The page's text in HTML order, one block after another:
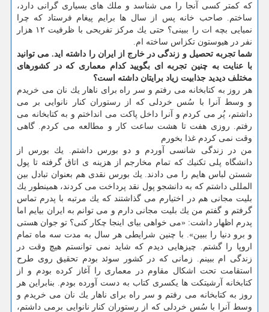
كه كمتر كسی آنجا را می شناسد و ملك های بسیاری گرانی دارد،
ساختم. صاحب خانه پس از سال ها برایم پیغام فرستاد كه چرا
نمیایی بچه ات را ببینی؟ حتی یك مركز تفریحی با ظرفیت ۱۲ هزار
نفر در هیوستون تكزاس ساخته ام.
شما تجربه تحصیل و زندگی در خارج از ایران را داشته اید. می توانید
با عنایت به چنین تجربه ای بگویید كدام معماری كه در كشورهای
مختلف دیدید جذابیت زیاد برایتان داشته است؟
هر روز به كتابخانه می رفتم و سر راه برای ناهار یك نان می خریدم
و وسط آنرا با سُس خردلی كه از رستوران كنار نانوایی بر می
داشتم، پُر می كردم و آنرا داخل پاكت می انداختم و به كتابخانه می
رفتم. روزی هفت تا هشت ساعت كار و مطالعه می كردم. گاهی
وقت نمی كردم غذا بخورم
من در زندگی شانسی آوردم و دو بورس داشتم. یك بورس از
دانشگاه پلی تكنیك كه تمام مخارجم از هزینه ی اتاق گرفته تا پول
شستن لباس هایم را می دادند. یك بورس نقدی هم بعنوان تبادل بین
المللی داشتم كه به دانشجو پول نقد پرداخت می كردند، همینطور یك
بلیت مجانی هم در اختیارم می گذاشتند كه یك مرتبه با پدرم تماس
گرفتم و گفتم من یك بلیت مجانی دارم و می توانم به ایران بیایم اما
پدرم اظهار داشت: «می خواهی بیای اینجا چكار كنی؟ تو جوان هستی
و برو دنیا را ببین». با چنین شرایطی هر سال به مدت سه ماه تمام
اروپا را گشتم. چیزهایی دیدم كه شاید نمی توانستم هیچ وقت در
زندگی ام ببینم. زمانی كه در كشور سوئد بودم تحقیق روی طرح
استقامت تحت اشكال مقاوم در معماری را آغاز كرده بودم و از
كتابخانه آرشیتكت ها یكسری كتاب به دست آورده بودم. بنابراین هر
روز به كتابخانه می رفتم و سر راه برای ناهار یك نان می خریدم و
وسط آنرا با سُس خردلی كه از رستوران كنار نانوایی برمی داشتم،